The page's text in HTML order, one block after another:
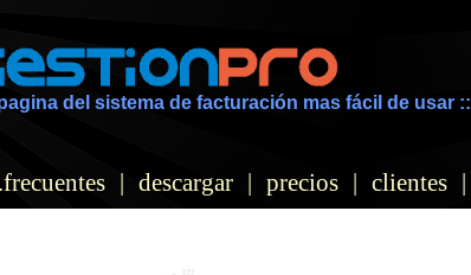
del sistema de facturación mas fácil de usar ::
| descargar| precios| clientes|